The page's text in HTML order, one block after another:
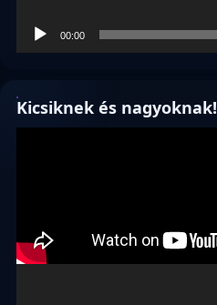
00:00
Kicsiknek és nagyoknak!